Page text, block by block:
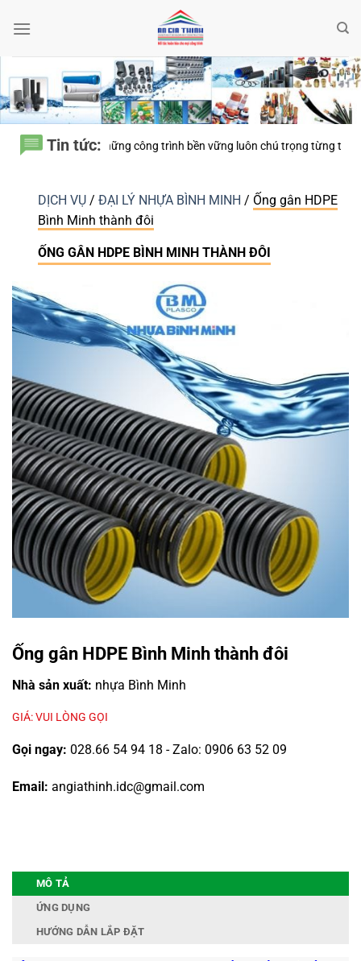
qua
Tin tức:
trình bền vững luôn chú trọng từng thiết bị điện nhỏ? Keo Dán Bảo
DỊCH VỤ / ĐẠI LÝ NHỰA BÌNH MINH / Ống gân HDPE
Bình Minh thành đôi
ỐNG GÂN HDPE BÌNH MINH THÀNH ĐÔI
Ống gân HDPE Bình Minh thành đôi
Nhà sản xuất: nhựa Bình Minh
GIÁ: VUI LÒNG GỌI
Gọi ngay: 028.66 54 94 18 - Zalo: 0906 63 52 09
Email: angiathinh.idc@gmail.com
MÔ TẢ
ỨNG DỤNG
HƯỚNG DẪN LẮP ĐẶT